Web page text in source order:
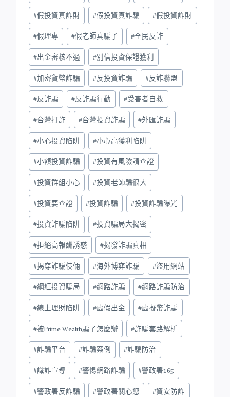
#假投資真詐財 #假投資真詐騙 #假投資詐財
#假理專 #假老師真騙子 #全民反詐
#出金審核不過 #別信投資保證獲利
#加密貨幣詐騙 #反投資詐騙 #反詐聯盟
#反詐騙 #反詐騙行動 #受害者自救
#台灣打詐 #台灣投資詐騙 #外匯詐騙
#小心投資陷阱 #小心高獲利陷阱
#小額投資詐騙 #投資有風險請查證
#投資群組小心 #投資老師騙很大
#投資要查證 #投資詐騙 #投資詐騙曝光
#投資詐騙陷阱 #投資騙局大揭密
#拒絕高報酬誘惑 #揭發詐騙真相
#揭穿詐騙伎倆 #海外博弈詐騙 #盜用網站
#網紅投資騙局 #網路詐騙 #網路詐騙防治
#線上理財陷阱 #虛假出金 #虛擬幣詐騙
#被Prime Wealth騙了怎麼辦 #詐騙套路解析
#詐騙平台 #詐騙案例 #詐騙防治
#識詐宣導 #警惕網路詐騙 #警政署165
#警政署反詐騙 #警政署關心您 #資安防詐